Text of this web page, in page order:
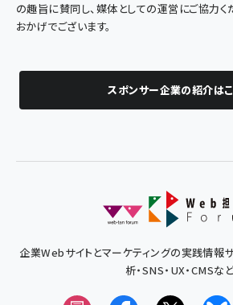
の趣旨に賛同し、媒体としての運営にご協力く
おかげでございます。
スポンサー企業の紹介は
企業Webサイトとマーケティングの実践情報
析・SNS・UX・CMSな